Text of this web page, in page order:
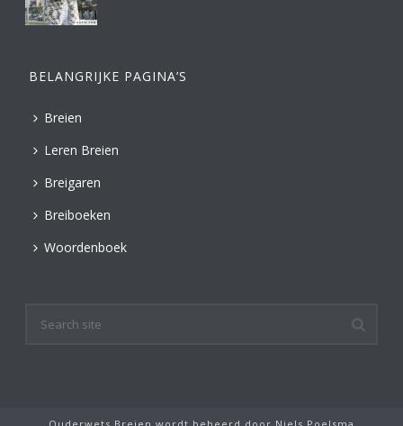
BELANGRIJKE PAGINA’S
Breien
Leren Breien
Breigaren
Breiboeken
Woordenboek